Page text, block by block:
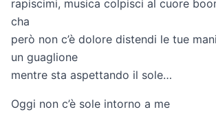
rapiscimi, musica colpisci al cuore
cha
però non c’è dolore distendi le tue
un guaglione
mentre sta aspettando il sole…
Oggi non c’è sole intorno a me